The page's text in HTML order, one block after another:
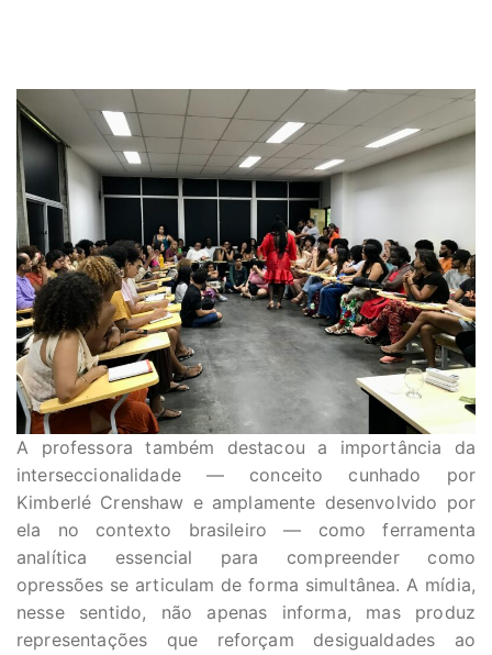
A professora também destacou a importância da
interseccionalidade — conceito cunhado por
Kimberlé Crenshaw e amplamente desenvolvido por
ela no contexto brasileiro — como ferramenta
analítica essencial para compreender como
opressões se articulam de forma simultânea. A mídia,
nesse sentido, não apenas informa, mas produz
representações que reforçam desigualdades ao